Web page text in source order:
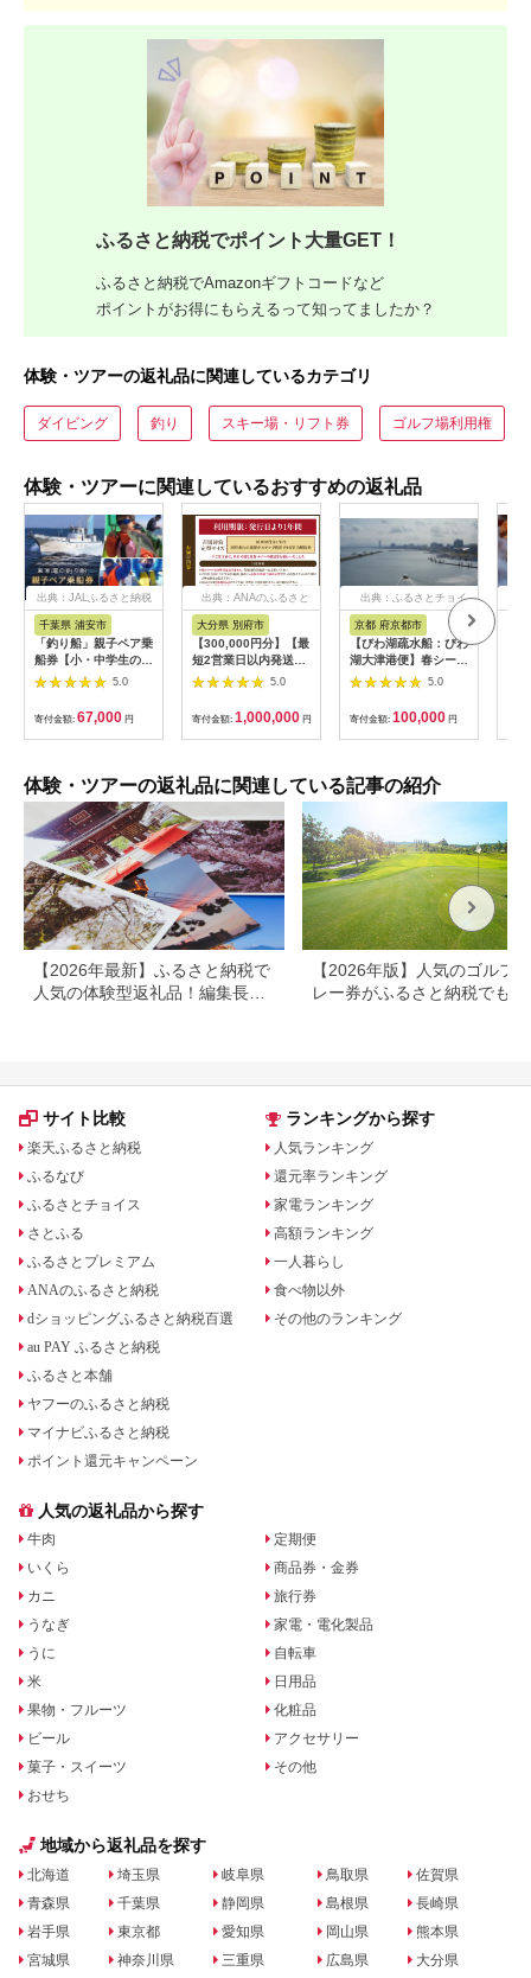
ふるさと納税でポイント大量GET！
ふるさと納税でAmazonギフトコードなど
ポイントがお得にもらえるって知ってましたか？
体験・ツアーの返礼品に関連しているカテゴリ
ダイビング 釣り スキー場・リフト券 ゴルフ場利用権
体験・ツアーに関連しているおすすめの返礼品
出典：JALふるさと納税
千葉県 浦安市
「釣り船」親子ペア乗
船券【小・中学生のお
子様】
5.0
寄付金額: 67,000 円
出典：ANAのふるさと
大分県 別府市
【300,000円分】【最
短2営業日以内発送】
別府市内の旅館やホテ
助券 楽しい旅の思い
出を！ 宿泊券 大分県
別府市 3000円 15000
円 30万円 ホテル 旅
館 温泉 旅行 観光 ト
ケット クーポン 宿泊
お泊り 別府温泉 別府
観光 地獄めぐり 旅 お
すすめ 人気 体験型 節
約_B030-007
5.0
寄付金額: 1,000,000 円
出典：ふるさとチョイ
京都 府京都市
【びわ湖疏水船：びわ
湖大津港便】春シーズ
ン先行予約権（２名様
5.0
寄付金額: 100,000 円
体験・ツアーの返礼品に関連している記事の紹介
【2026年最新】ふるさと納税で
人気の体験型返礼品！編集長お
【2026年版】人気のゴルフ
レー券がふるさと納税でもら
サイト比較
楽天ふるさと納税
ふるなび
ふるさとチョイス
さとふる
ふるさとプレミアム
ANAのふるさと納税
dショッピングふるさと納税百選
au PAY ふるさと納税
ふるさと本舗
ヤフーのふるさと納税
マイナビふるさと納税
ポイント還元キャンペーン
ランキングから探す
人気ランキング
還元率ランキング
家電ランキング
高額ランキング
一人暮らし
食べ物以外
その他のランキング
人気の返礼品から探す
牛肉
いくら
カニ
うなぎ
うに
米
果物・フルーツ
ビール
菓子・スイーツ
おせち
定期便
商品券・金券
旅行券
家電・電化製品
自転車
日用品
化粧品
アクセサリー
その他
地域から返礼品を探す
北海道
青森県
岩手県
宮城県
埼玉県
千葉県
東京都
神奈川県
岐阜県
静岡県
愛知県
三重県
鳥取県
島根県
岡山県
広島県
佐賀県
長崎県
熊本県
大分県